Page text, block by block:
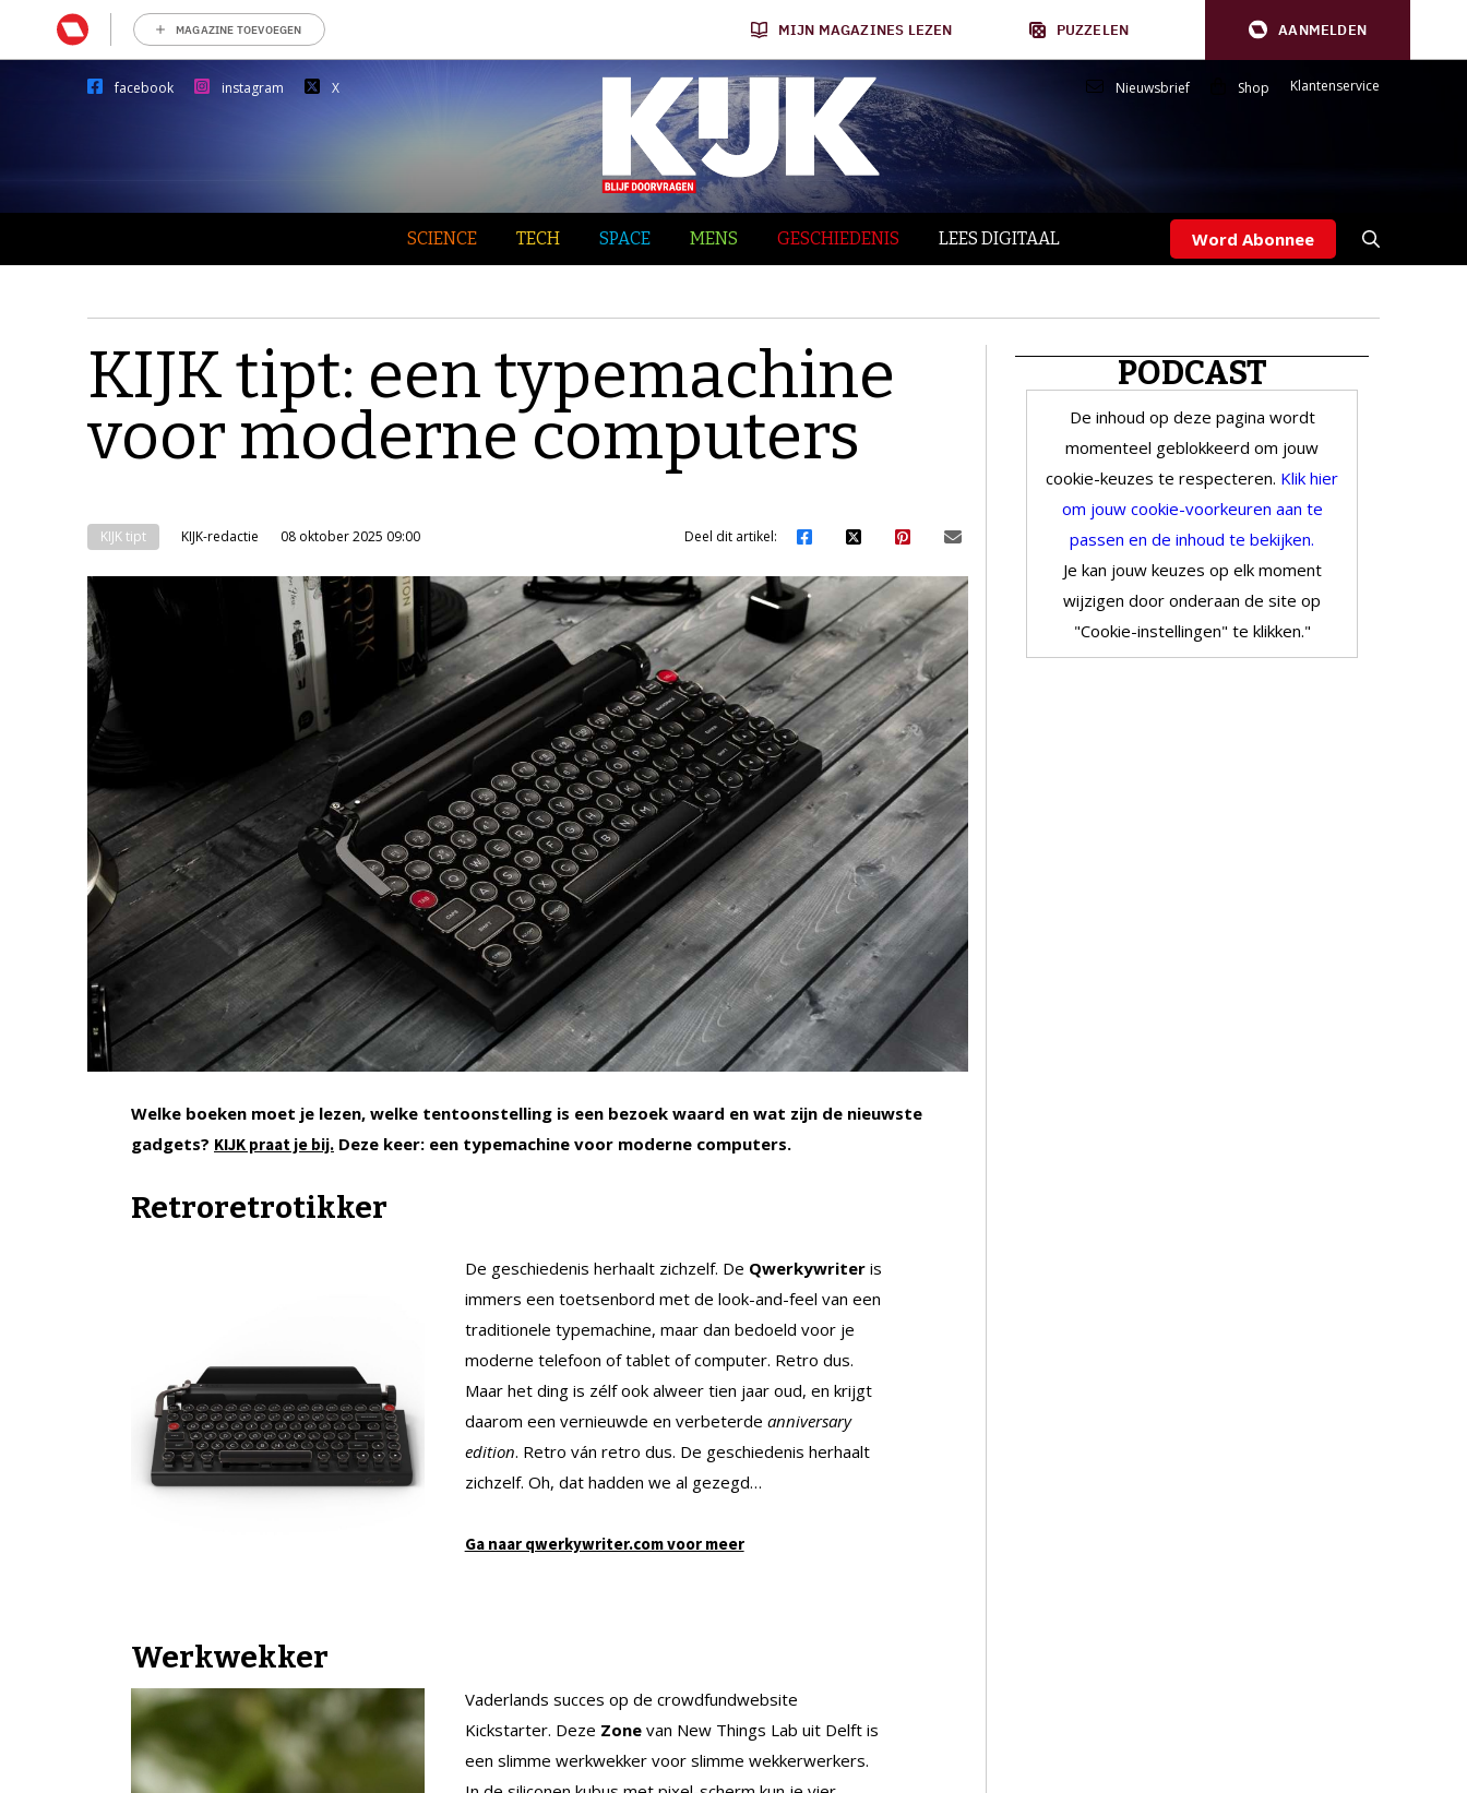
MAGAZINE TOEVOEGEN MIJN MAGAZINES LEZEN PUZZELEN AANMELDEN
facebook instagram X Nieuwsbrief Shop Klantenservice
SCIENCE TECH SPACE MENS GESCHIEDENIS LEES DIGITAAL Word Abonnee
KIJK tipt: een typemachine
voor moderne computers
KIJK tipt KIJK-redactie 08 oktober 2025 09:00 Deel dit artikel:
Welke boeken moet je lezen, welke tentoonstelling is een bezoek waard en wat zijn de nieuwste
gadgets? KIJK praat je bij. Deze keer: een typemachine voor moderne computers.
Retroretrotikker
De geschiedenis herhaalt zichzelf. De Qwerkywriteris
immers een toetsenbord met de look-and-feel van een
traditionele typemachine, maar dan bedoeld voor je
moderne telefoon of tablet of computer. Retro dus.
Maar het ding is zélf ook alweer tien jaar oud, en krijgt
daarom een vernieuwde en verbeterde anniversary
edition. Retro ván retro dus. De geschiedenis herhaalt
zichzelf. Oh, dat hadden we al gezegd…
Ga naar qwerkywriter.com voor meer
Werkwekker
Vaderlands succes op de crowdfundwebsite
Kickstarter. Deze Zonevan New Things Lab uit Delft is
een slimme werkwekker voor slimme wekkerwerkers.
PODCAST
De inhoud op deze pagina wordt
momenteel geblokkeerd om jouw
cookie-keuzes te respecteren. Klik hier
om jouw cookie-voorkeuren aan te
passen en de inhoud te bekijken.
Je kan jouw keuzes op elk moment
wijzigen door onderaan de site op
"Cookie-instellingen" te klikken."